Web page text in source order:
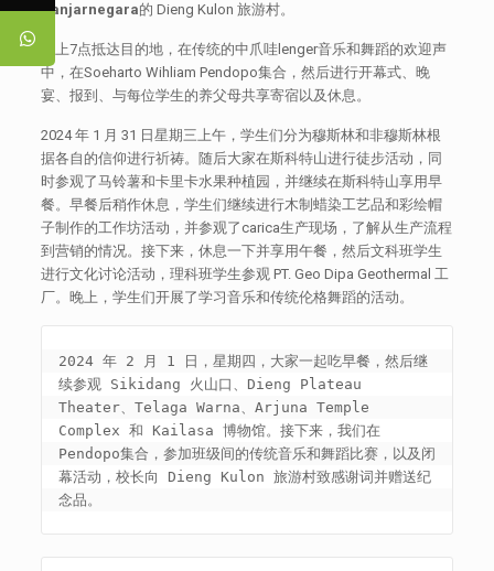
Banjarnegara的 Dieng Kulon 旅游村。
晚上7点抵达目的地，在传统的中爪哇lenger音乐和舞蹈的欢迎声
中，在Soeharto Wihliam Pendopo集合，然后进行开幕式、晚
宴、报到、与每位学生的养父母共享寄宿以及休息。
2024 年 1 月 31 日星期三上午，学生们分为穆斯林和非穆斯林根
据各自的信仰进行祈祷。随后大家在斯科特山进行徒步活动，同
时参观了马铃薯和卡里卡水果种植园，并继续在斯科特山享用早
餐。早餐后稍作休息，学生们继续进行木制蜡染工艺品和彩绘帽
子制作的工作坊活动，并参观了carica生产现场，了解从生产流程
到营销的情况。接下来，休息一下并享用午餐，然后文科班学生
进行文化讨论活动，理科班学生参观 PT. Geo Dipa Geothermal 工
厂。晚上，学生们开展了学习音乐和传统伦格舞蹈的活动。
2024 年 2 月 1 日，星期四，大家一起吃早餐，然后继
续参观 Sikidang 火山口、Dieng Plateau
Theater、Telaga Warna、Arjuna Temple
Complex 和 Kailasa 博物馆。接下来，我们在
Pendopo集合，参加班级间的传统音乐和舞蹈比赛，以及闭
幕活动，校长向 Dieng Kulon 旅游村致感谢词并赠送纪
念品。